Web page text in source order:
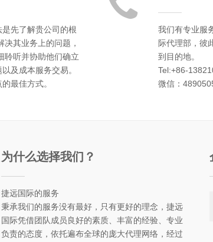
先了解贵公司的根
其业务上的问题，
聆听并协助他们确立
及成本服务交易。
最佳方式。
我们有专业服
际代理部，彼
到目的地。
Tel:+86-
微信：
为什么选择我们？
捷远国际的服务
秉承我们的服务没有最好，只有更好的理念，捷远
国际凭借团队成员良好的素质、丰富的经验、专业
负责的态度，依托遍布全球的庞大代理网络，经过